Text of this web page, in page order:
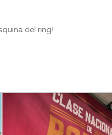
del ring!